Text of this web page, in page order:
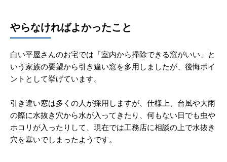
やらなければよかったこと
白い平屋さんのお宅では「室内から掃除できる窓がいい」と
いう家族の要望から引き違い窓を多用しましたが、後悔ポイ
ントとして挙げています。
引き違い窓は多くの人が採用しますが、仕様上、台風や大雨
の際に水抜き穴から水が入ってきたり、何もない日でも虫や
ホコリが入ったりして、現在では工務店に相談の上で水抜き
穴を塞いでしまったようです。